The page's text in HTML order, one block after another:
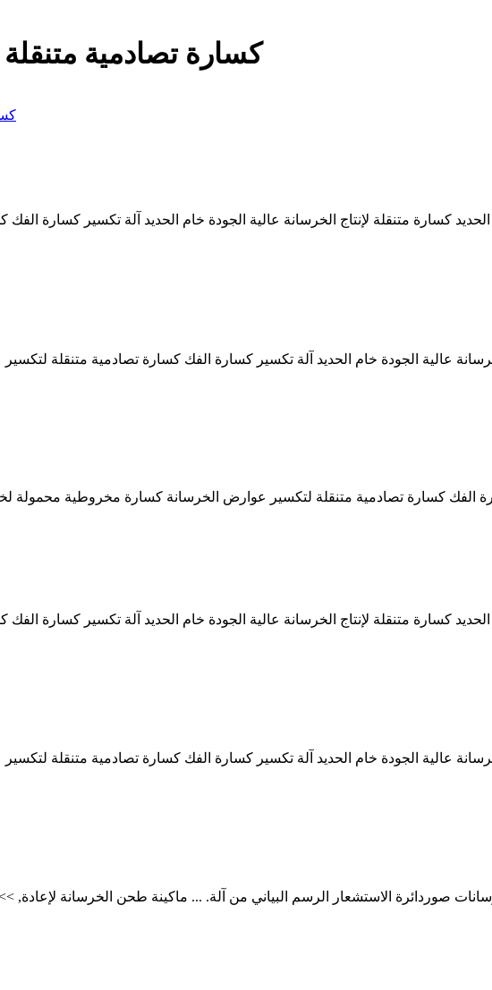
كسارة تصادمية
كسارة متنقلة لإنتاج الخرسانة عالية الجودة خام الحديد آلة تكسير كسارة
عالية الجودة خام الحديد آلة تكسير كسارة الفك كسارة تصادمية متنقلة
الفك كسارة تصادمية متنقلة لتكسير عوارض الخرسانة كسارة مخروطية
كسارة متنقلة لإنتاج الخرسانة عالية الجودة خام الحديد آلة تكسير كسارة
عالية الجودة خام الحديد آلة تكسير كسارة الفك كسارة تصادمية متنقلة
صوردائرة الاستشعار الرسم البياني من آلة. ... ماكينة طحن الخرسانة